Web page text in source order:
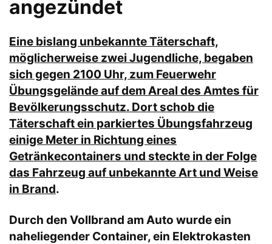
angezündet
Eine bislang unbekannte Täterschaft,
möglicherweise zwei Jugendliche, begaben
sich gegen 2100 Uhr, zum Feuerwehr
Übungsgelände auf dem Areal des Amtes für
Bevölkerungsschutz. Dort schob die
Täterschaft ein parkiertes Übungsfahrzeug
einige Meter in Richtung eines
Getränkecontainers und steckte in der Folge
das Fahrzeug auf unbekannte Art und Weise
in Brand.
Durch den Vollbrand am Auto wurde ein
naheliegender Container, ein Elektrokasten